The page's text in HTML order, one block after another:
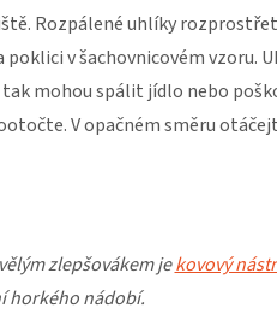
Rozpálené uhlíky
v šachovnicovém vzoru.
mohou spálit jídlo nebo
V opačném směru
zlepšovákem jekovový
horkého nádobí.